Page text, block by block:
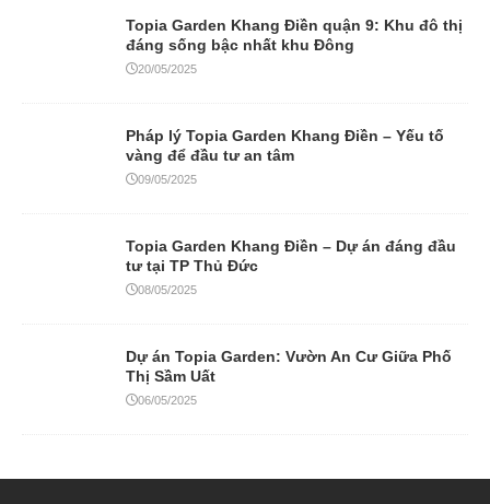
Topia Garden Khang Điền quận 9: Khu đô thị
đáng sống bậc nhất khu Đông
20/05/2025
Pháp lý Topia Garden Khang Điền – Yếu tố
vàng để đầu tư an tâm
09/05/2025
Topia Garden Khang Điền – Dự án đáng đầu
tư tại TP Thủ Đức
08/05/2025
Dự án Topia Garden: Vườn An Cư Giữa Phố
Thị Sầm Uất
06/05/2025